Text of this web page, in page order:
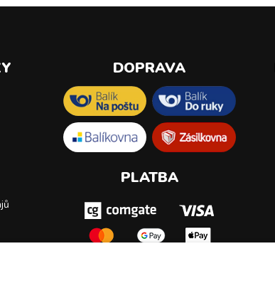
DOPRAVA
PLATBA